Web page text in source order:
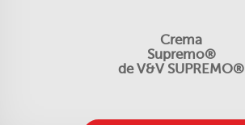
Crema
Supremo®
de V&V SUPREMO®